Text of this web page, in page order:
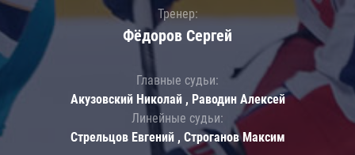
Тренер:
Фёдоров Сергей
Главные судьи:
Акузовский Николай , Раводин Алексей
Линейные судьи:
Стрельцов Евгений , Строганов Максим